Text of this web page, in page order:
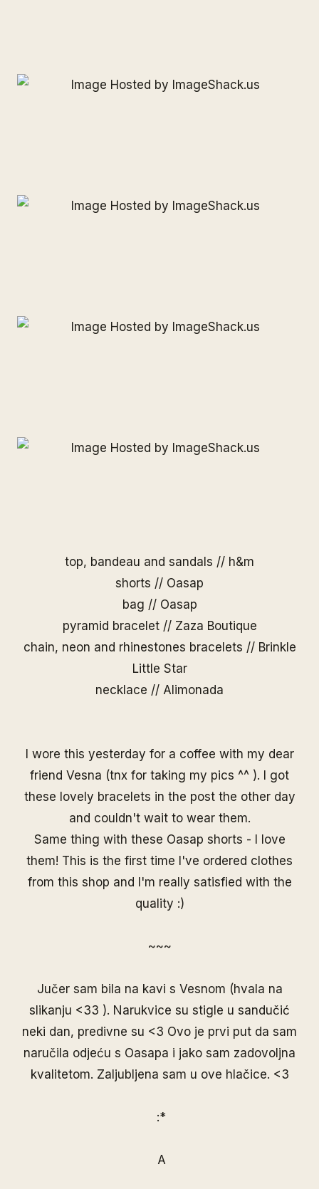
top, bandeau and sandals // h&m
shorts // Oasap
bag // Oasap
pyramid bracelet // Zaza Boutique
chain, neon and rhinestones bracelets // Brinkle
Little Star
necklace // Alimonada
I wore this yesterday for a coffee with my dear
friend Vesna (tnx for taking my pics ^^ ). I got
these lovely bracelets in the post the other day
and couldn't wait to wear them.
Same thing with these Oasap shorts - I love
them! This is the first time I've ordered clothes
from this shop and I'm really satisfied with the
quality :)
~~~
Jučer sam bila na kavi s Vesnom (hvala na
slikanju <33 ). Narukvice su stigle u sandučić
neki dan, predivne su <3 Ovo je prvi put da sam
naručila odjeću s Oasapa i jako sam zadovoljna
kvalitetom. Zaljubljena sam u ove hlačice. <3
:*
A